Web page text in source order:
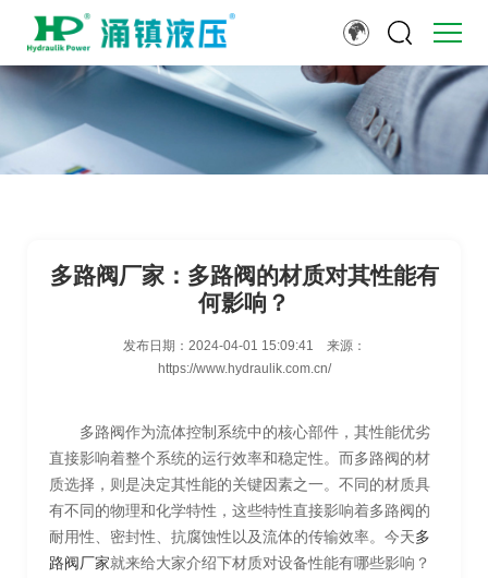
多路阀厂家：多路阀的材质对其性能有
何影响？
发布日期： 2024-04-01 15:09:41
来源：
https://www.hydraulik.com.cn/
多路阀作为流体控制系统中的核心部件，其性能优劣
直接影响着整个系统的运行效率和稳定性。而多路阀的材
质选择，则是决定其性能的关键因素之一。不同的材质具
有不同的物理和化学特性，这些特性直接影响着多路阀的
耐用性、密封性、抗腐蚀性以及流体的传输效率。今天多
路阀厂家就来给大家介绍下材质对设备性能有哪些影响？